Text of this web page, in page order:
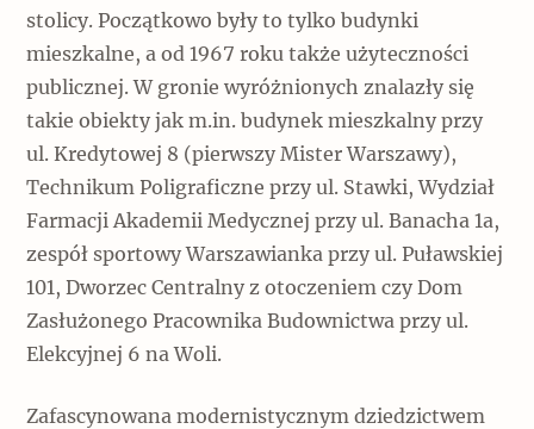
stolicy. Początkowo były to tylko budynki
mieszkalne, a od 1967 roku także użyteczności
publicznej. W gronie wyróżnionych znalazły się
takie obiekty jak m.in. budynek mieszkalny przy
ul. Kredytowej 8 (pierwszy Mister Warszawy),
Technikum Poligraficzne przy ul. Stawki, Wydział
Farmacji Akademii Medycznej przy ul. Banacha 1a,
zespół sportowy Warszawianka przy ul. Puławskiej
101, Dworzec Centralny z otoczeniem czy Dom
Zasłużonego Pracownika Budownictwa przy ul.
Elekcyjnej 6 na Woli.
Zafascynowana modernistycznym dziedzictwem